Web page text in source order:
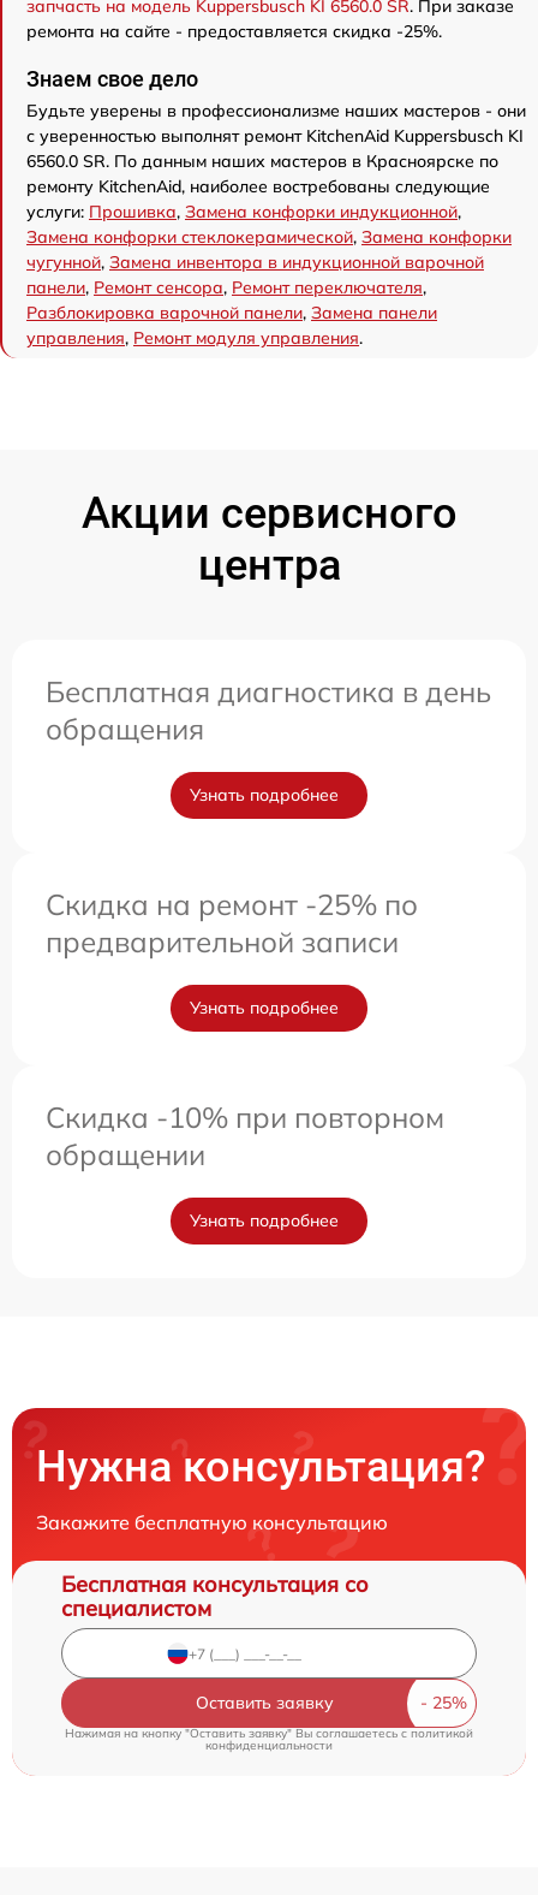
запчасть на модель Kuppersbusch KI 6560.0 SR. При заказе
ремонта на сайте - предоставляется скидка -25%.
Знаем свое дело
Будьте уверены в профессионализме наших мастеров - они
с уверенностью выполнят ремонт KitchenAid Kuppersbusch KI
6560.0 SR. По данным наших мастеров в Красноярске по
ремонту KitchenAid, наиболее востребованы следующие
услуги: Прошивка, Замена конфорки индукционной,
Замена конфорки стеклокерамической, Замена конфорки
чугунной, Замена инвентора в индукционной варочной
панели, Ремонт сенсора, Ремонт переключателя,
Разблокировка варочной панели, Замена панели
управления, Ремонт модуля управления.
Акции сервисного
центра
Бесплатная диагностика в день
обращения
Узнать подробнее
Скидка на ремонт -25% по
предварительной записи
Узнать подробнее
Скидка -10% при повторном
обращении
Узнать подробнее
Нужна консультация?
Закажите бесплатную консультацию
Бесплатная консультация со
специалистом
Оставить заявку
Нажимая на кнопку "Оставить заявку" Вы соглашаетесь cполитикой
конфиденциальности